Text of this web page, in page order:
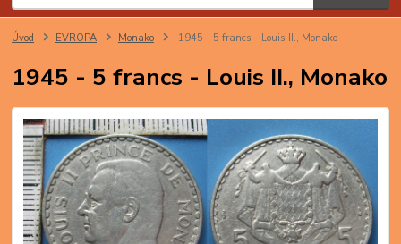
Úvod EVROPA Monako 1945 - 5 francs - Louis II., Monako
1945 - 5 francs - Louis II., Monako